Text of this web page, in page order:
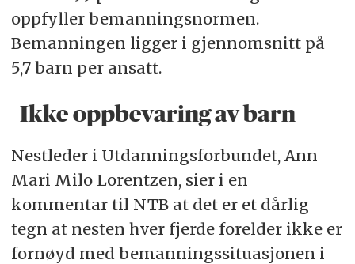
oppfyller bemanningsnormen.
Bemanningen ligger i gjennomsnitt på
5,7 barn per ansatt.
–Ikke oppbevaring av barn
Nestleder i Utdanningsforbundet, Ann
Mari Milo Lorentzen, sier i en
kommentar til NTB at det er et dårlig
tegn at nesten hver fjerde forelder ikke er
fornøyd med bemanningssituasjonen i